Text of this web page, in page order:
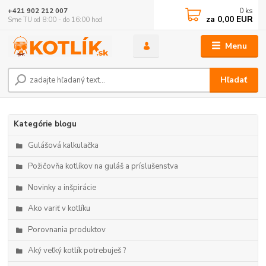
Menu
Hľadať
+421 902 212 007
Sme TU od 8:00 - do 16:00 hod
0 ks
za 0,00 EUR
Kategórie blogu
Gulášová kalkulačka
Požičovňa kotlíkov na guláš a príslušenstva
Novinky a inšpirácie
Ako variť v kotlíku
Porovnania produktov
Aký veľký kotlík potrebuješ ?